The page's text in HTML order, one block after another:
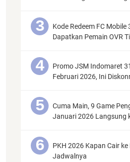
Kode Redeem FC
Dapatkan Pemain OVR
Promo JSM Indomaret
Februari 2026, Ini
Cuma Main, 9 Game
Januari 2026 Langsung
PKH 2026 Kapan Cair
Jadwalnya